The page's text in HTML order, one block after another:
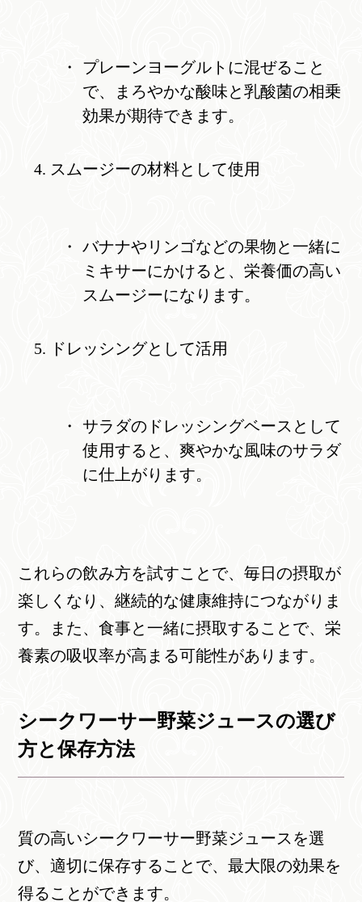
プレーンヨーグルトに混ぜること
で、まろやかな酸味と乳酸菌の相乗
効果が期待できます。
スムージーの材料として使用
バナナやリンゴなどの果物と一緒に
ミキサーにかけると、栄養価の高い
スムージーになります。
ドレッシングとして活用
サラダのドレッシングベースとして
使用すると、爽やかな風味のサラダ
に仕上がります。
これらの飲み方を試すことで、毎日の摂取が
楽しくなり、継続的な健康維持につながりま
す。また、食事と一緒に摂取することで、栄
養素の吸収率が高まる可能性があります。
シークワーサー野菜ジュースの選び
方と保存方法
質の高いシークワーサー野菜ジュースを選
び、適切に保存することで、最大限の効果を
得ることができます。